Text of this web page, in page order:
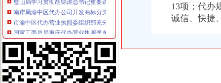
南岸局渝中区代办公司开发商标分类监管平台系统全面提升商标监管水平
市渝中区代办营业执照委组织部充分肯定市局大规模干部教育培训工作
国家工商总局重庆代办营业执照李东生副局长一行赴武隆考察
荣昌局“八化”重庆代办公司推进财务工作制度化规范化
市重庆代办公司局谭世贤副巡视员一行到石柱检查指导工作
长寿局查获一起利用“免费体检”渝中区代办营业执照从事非法销案件
重庆渝中区
重庆渝中区柳工装载机--销售电话（价格）
13项；代办
诚信、快捷